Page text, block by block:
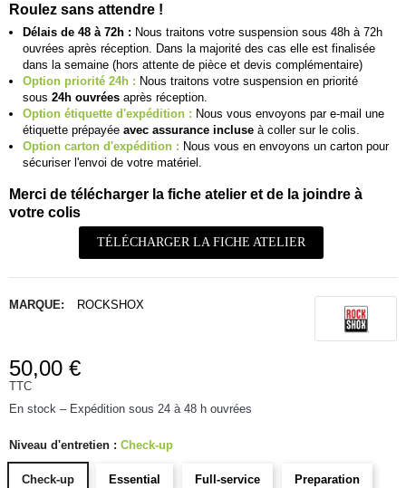
Roulez sans attendre !
Délais de 48 à 72h : Nous traitons votre suspension sous 48h à 72h
ouvrées après réception. Dans la majorité des cas elle est finalisée
dans la semaine (hors attente de pièce et devis complémentaire)
Option priorité 24h : Nous traitons votre suspension en priorité
sous 24h ouvrées après réception.
Option étiquette d'expédition : Nous vous envoyons par e-mail une
étiquette prépayée avec assurance incluse à coller sur le colis.
Option carton d'expédition : Nous vous en envoyons un carton pour
sécuriser l'envoi de votre matériel.
Merci de télécharger la fiche atelier et de la joindre à
votre colis
TÉLÉCHARGER LA FICHE ATELIER
MARQUE: ROCKSHOX
50,00 €
TTC
En stock – Expédition sous 24 à 48 h ouvrées
Niveau d'entretien : Check-up
Check-up Essential Full-service Preparation